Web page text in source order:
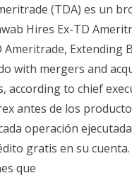
(TDA) es un
Hires Ex-TD
Ameritrade, Extending
with mergers and
according to chief
antes de los
operación
gratis en su cuenta.
que